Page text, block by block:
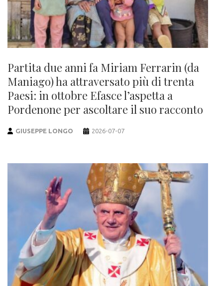
Partita due anni fa Miriam Ferrarin (da
Maniago) ha attraversato più di trenta
Paesi: in ottobre Efasce l’aspetta a
Pordenone per ascoltare il suo racconto
GIUSEPPE LONGO 2026-07-07